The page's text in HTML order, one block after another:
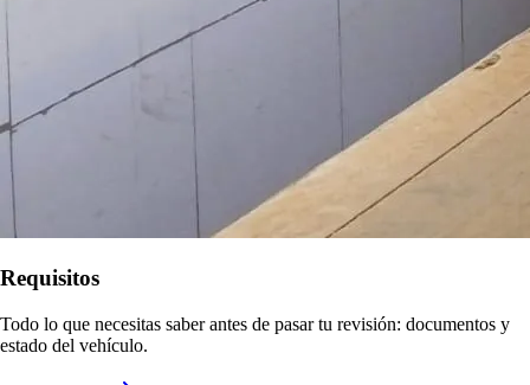
Requisitos
Todo lo que necesitas saber antes de pasar tu revisión: documentos y
estado del vehículo.